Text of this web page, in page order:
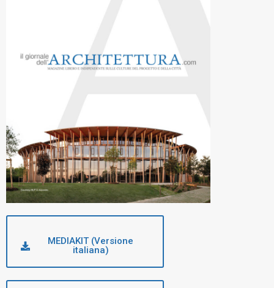
MEDIAKIT (Versione
italiana)